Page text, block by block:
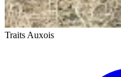
Traits Auxois